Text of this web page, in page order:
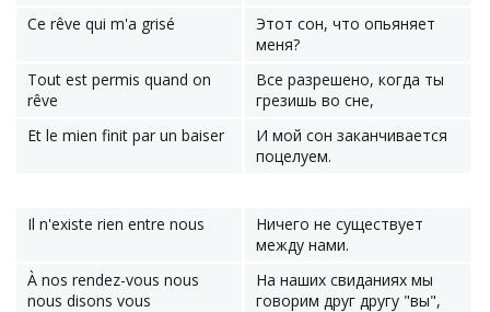
Ce rêve qui m'a grisé
Этот сон, что опьяняет
меня?
Tout est permis quand on
rêve
Все разрешено, когда ты
грезишь во сне,
Et le mien finit par un baiser
И мой сон заканчивается
поцелуем.
Il n'existe rien entre nous
Ничего не существует
между нами.
À nos rendez-vous nous
nous disons vous
На наших свиданиях мы
говорим друг другу "вы",